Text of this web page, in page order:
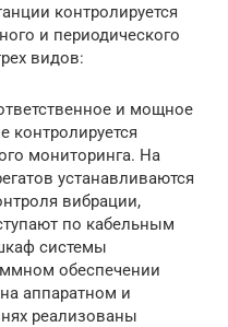
контролируется
и периодического
видов:
и мощное
контролируется
мониторинга. На
устанавливаются
вибрации,
по кабельным
системы
обеспечении
аппаратном и
реализованы